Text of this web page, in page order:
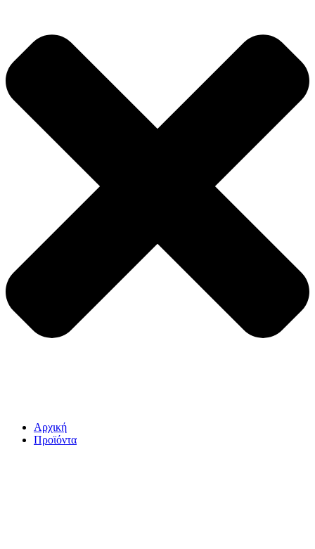
Αρχική
Προϊόντα